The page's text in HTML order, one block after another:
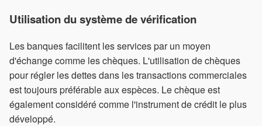
Utilisation du système de vérification
Les banques facilitent les services par un moyen
d'échange comme les chèques. L'utilisation de chèques
pour régler les dettes dans les transactions commerciales
est toujours préférable aux espèces. Le chèque est
également considéré comme l'instrument de crédit le plus
développé.